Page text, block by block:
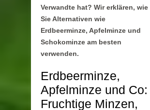
Verwandte hat? Wir erklären, wie
Sie Alternativen wie
Erdbeerminze, Apfelminze und
Schokominze am besten
verwenden.
Erdbeerminze,
Apfelminze und Co:
Fruchtige Minzen,